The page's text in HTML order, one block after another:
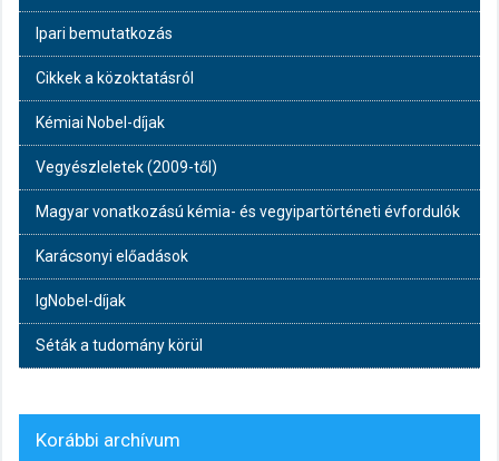
Ipari bemutatkozás
Cikkek a közoktatásról
Kémiai Nobel-díjak
Vegyészleletek (2009-től)
Magyar vonatkozású kémia- és vegyipartörténeti évfordulók
Karácsonyi előadások
IgNobel-díjak
Séták a tudomány körül
Korábbi archívum